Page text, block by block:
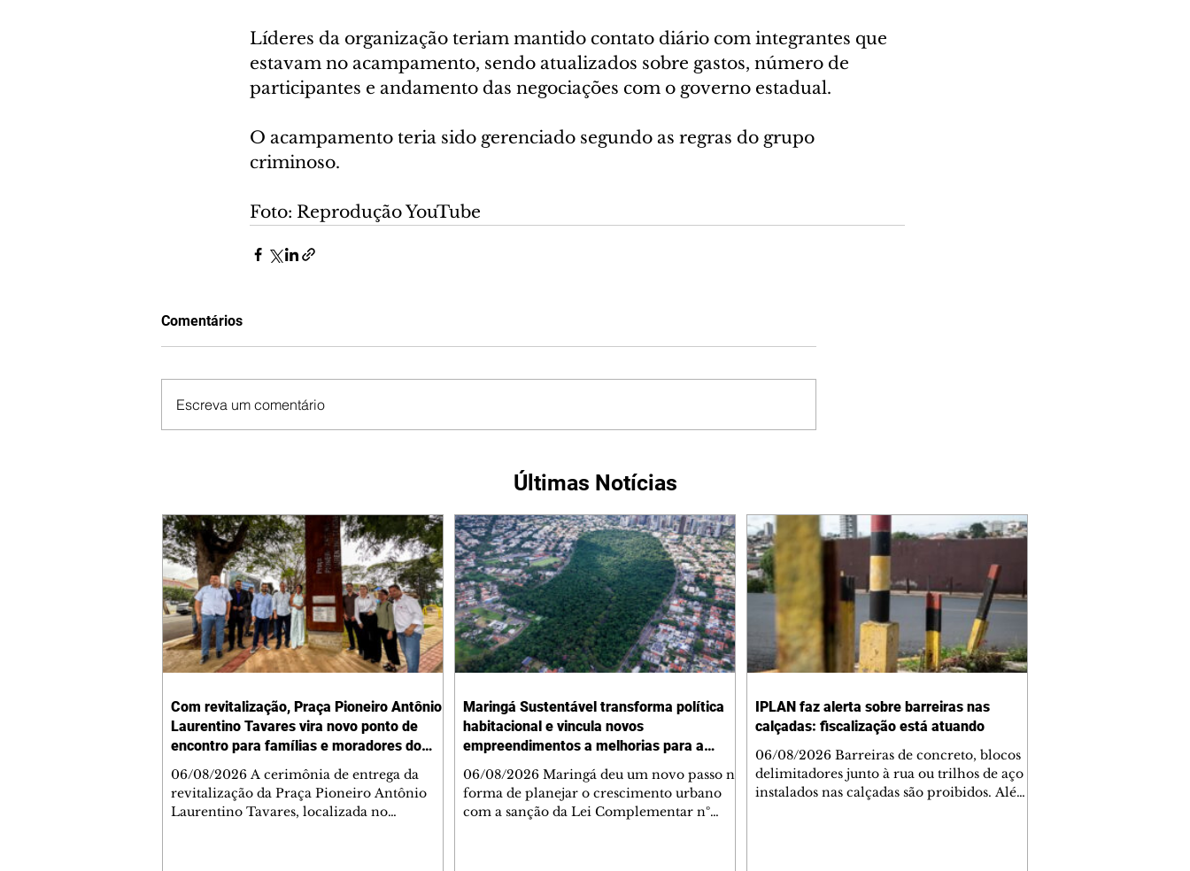
Líderes da organização teriam mantido contato diário com integrantes que
estavam no acampamento, sendo atualizados sobre gastos, número de
participantes e andamento das negociações com o governo estadual.
O acampamento teria sido gerenciado segundo as regras do grupo
criminoso.
Foto: Reprodução YouTube
Comentários
Escreva um comentário
Últimas Notícias
Com revitalização, Praça Pioneiro Antônio
Laurentino Tavares vira novo ponto de
encontro para famílias e moradores do
06/08/2026 A cerimônia de entrega da
revitalização da Praça Pioneiro Antônio
Laurentino Tavares, localizada no
Maringá Sustentável transforma política
habitacional e vincula novos
empreendimentos a melhorias para a
06/08/2026 Maringá deu um novo passo na
forma de planejar o crescimento urbano
com a sanção da Lei Complementar nº
IPLAN faz alerta sobre barreiras nas
calçadas: fiscalização está atuando
06/08/2026 Barreiras de concreto, blocos
delimitadores junto à rua ou trilhos de aço
instalados nas calçadas são proibidos. Além